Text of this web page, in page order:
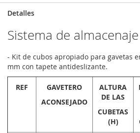
Detalles
Sistema de
- Kit de cubos apropiado para gavetas
mm con tapete antideslizante.
REF
GAVETERO
ACONSEJADO
ALTURA
DE LAS
CUBETAS
(H)